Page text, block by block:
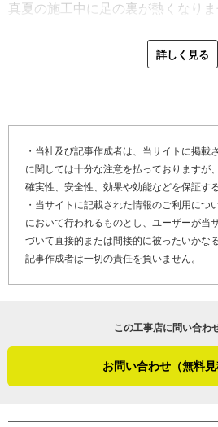
真夏の施工中に足の裏が熱くなり
雨漏り修理では、まず目視点検を
「屋根材の欠けはシーリング（※４
いている場合は、はがして下地も
状態は様々なので、それに合わせ
ません」
最後に「やねいろは」をご覧にな
「屋根塗り替えの現地調査の際に
ともあります。協力工事店を紹介
詳しく見る
・当社及び記事作成者は、当サイトに掲載
に関しては十分な注意を払っておりますが
確実性、安全性、効果や効能などを保証す
・当サイトに記載された情報のご利用につ
において行われるものとし、ユーザーが当
づいて直接的または間接的に被ったいかな
記事作成者は一切の責任を負いません。
この工事店に問い合わ
お問い合わせ（無料見